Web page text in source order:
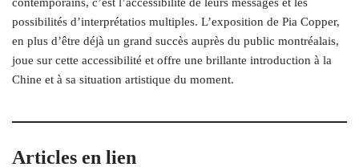
possibilités d’interprétatios multiples. L’exposition de Pia Copper,
en plus d’être déjà un grand succès auprès du public montréalais,
joue sur cette accessibilité et offre une brillante introduction à la
Chine et à sa situation artistique du moment.
Articles en lien